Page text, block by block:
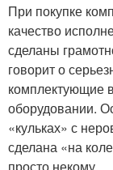
При покупке
качество
сделаны
говорит о
комплектующие
оборудовании.
«кульках» с
сделана «на